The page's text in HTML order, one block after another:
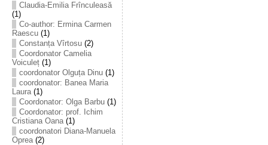
Claudia-Emilia Frînculeasă
(1)
Co-author: Ermina Carmen
Raescu(1)
Constanța Vîrtosu(2)
Coordonator Camelia
Voiculeț(1)
coordonator Olguța Dinu(1)
coordonator: Banea Maria
Laura(1)
Coordonator: Olga Barbu(1)
Coordonator: prof. Ichim
Cristiana Oana(1)
coordonatori Diana-Manuela
Oprea(2)